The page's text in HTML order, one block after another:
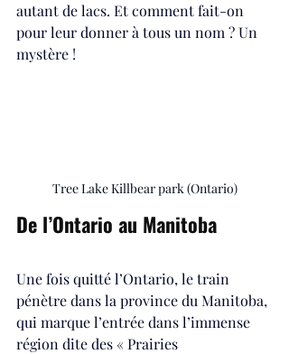
autant de lacs. Et comment fait-on
pour leur donner à tous un nom ? Un
mystère !
Tree Lake Killbear park (Ontario)
De l’Ontario au Manitoba
Une fois quitté l’Ontario, le train
pénètre dans la province du Manitoba,
qui marque l’entrée dans l’immense
région dite des « Prairies